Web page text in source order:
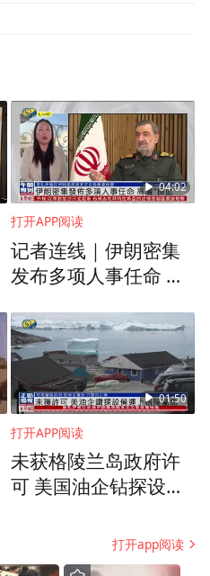
04:02
打开APP阅读
记者连线｜伊朗密集
发布多项人事任命 高
01:50
打开APP阅读
未获格陵兰岛政府许
可 美国油企钻探设备
打开app阅读